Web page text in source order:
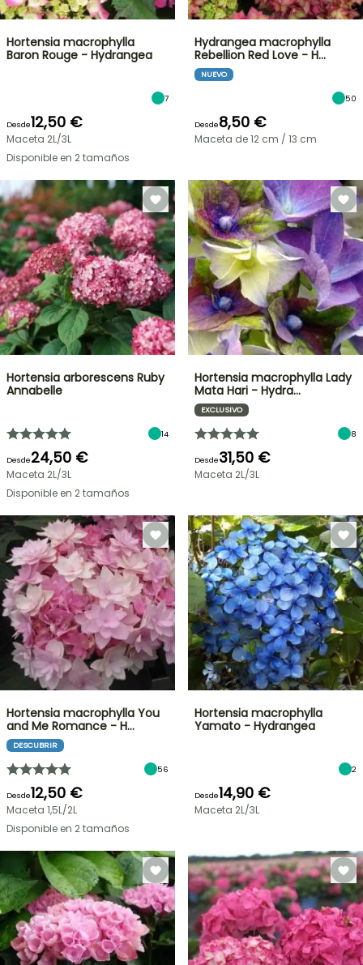
Hortensia macrophylla
Baron Rouge - Hydrangea
7
Desde12,50 €
Maceta 2L/3L
Disponible en 2 tamaños
Hydrangea macrophylla
Rebellion Red Love - H…
NUEVO
50
Desde8,50 €
Maceta de 12 cm / 13 cm
Hortensia arborescens Ruby
Annabelle
14
Desde24,50 €
Maceta 2L/3L
Disponible en 2 tamaños
Hortensia macrophylla Lady
Mata Hari - Hydra…
EXCLUSIVO
8
Desde31,50 €
Maceta 2L/3L
Hortensia macrophylla You
and Me Romance - H…
DESCUBRIR
56
Desde12,50 €
Maceta 1,5L/2L
Disponible en 2 tamaños
Hortensia macrophylla
Yamato - Hydrangea
2
Desde14,90 €
Maceta 2L/3L